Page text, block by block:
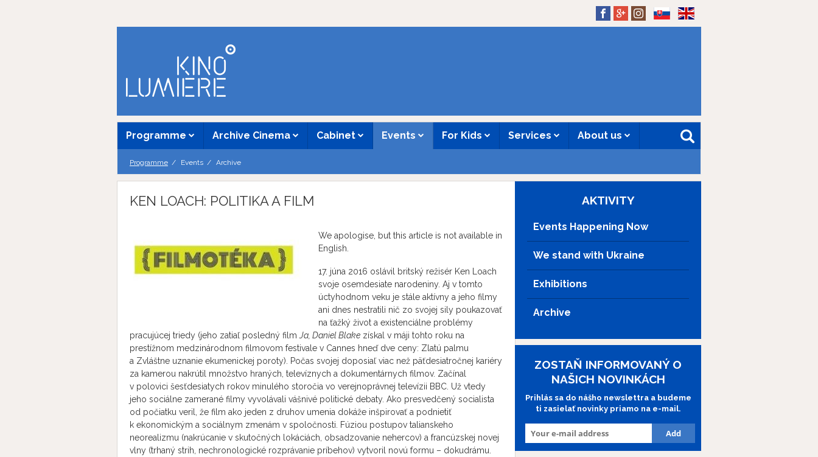
Programme Archive Cinema Cabinet Events For Kids Services About us
Programme Events Archive
KEN LOACH: POLITIKA A FILM
We apologise, but this article is not available in
English.
17. júna 2016 oslávil britský režisér Ken Loach
svoje osemdesiate narodeniny. Aj v tomto
úctyhodnom veku je stále aktívny a jeho filmy
ani dnes nestratili nič zo svojej sily poukazovať
na ťažký život a existenciálne problémy
pracujúcej triedy (jeho zatiaľ posledný film Ja, Daniel Blake získal v máji tohto roku na
prestížnom medzinárodnom filmovom festivale v Cannes hneď dve ceny: Zlatú palmu
a Zvláštne uznanie ekumenickej poroty). Počas svojej doposiaľ viac než päťdesiatročnej kariéry
za kamerou nakrútil množstvo hraných, televíznych a dokumentárnych filmov. Začínal
v polovici šesťdesiatych rokov minulého storočia vo verejnoprávnej televízii BBC. Už vtedy
jeho sociálne zamerané filmy vyvolávali vášnivé politické debaty. Ako presvedčený socialista
od počiatku veril, že film ako jeden z druhov umenia dokáže inšpirovať a podnietiť
k ekonomickým a sociálnym zmenám v spoločnosti. Fúziou postupov talianskeho
neorealizmu (nakrúcanie v skutočných lokáciách, obsadzovanie nehercov) a francúzskej novej
vlny (trhaný strih, nechronologické rozprávanie príbehov) vytvoril novú formu – dokudrámu.
AKTIVITY
Events Happening Now
We stand with Ukraine
Exhibitions
Archive
ZOSTAŇ INFORMOVANÝ O
NAŠICH NOVINKÁCH
Prihlás sa do nášho newslettra a budeme
ti zasielať novinky priamo na e-mail.